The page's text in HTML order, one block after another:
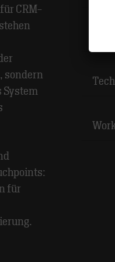
CRM-
sondern
System
für